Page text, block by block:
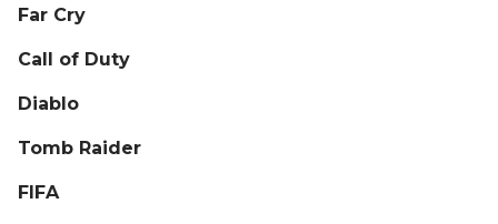
Far Cry
Call of Duty
Diablo
Tomb Raider
FIFA